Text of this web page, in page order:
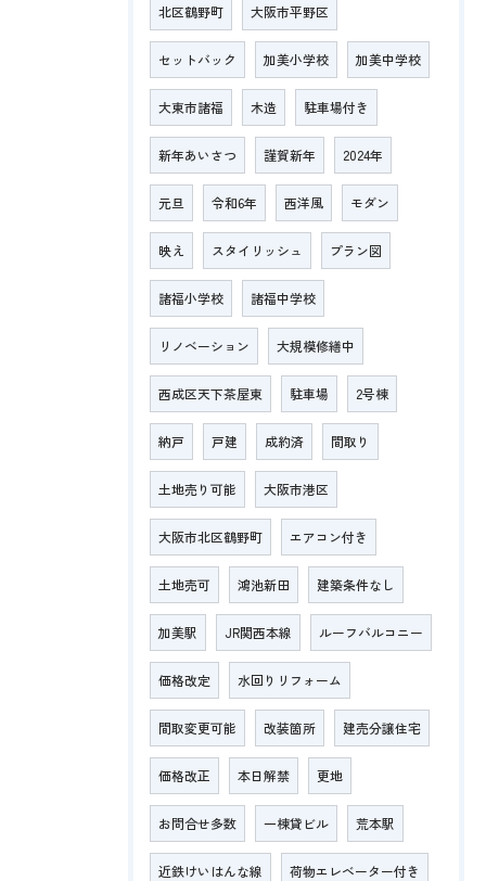
北区鶴野町 大阪市平野区
セットバック 加美小学校 加美中学校
大東市諸福 木造 駐車場付き
新年あいさつ 謹賀新年 2024年
元旦 令和6年 西洋風 モダン
映え スタイリッシュ プラン図
諸福小学校 諸福中学校
リノベーション 大規模修繕中
西成区天下茶屋東 駐車場 2号棟
納戸 戸建 成約済 間取り
土地売り可能 大阪市港区
大阪市北区鶴野町 エアコン付き
土地売可 鴻池新田 建築条件なし
加美駅 JR関西本線 ルーフバルコニー
価格改定 水回りリフォーム
間取変更可能 改装箇所 建売分譲住宅
価格改正 本日解禁 更地
お問合せ多数 一棟貸ビル 荒本駅
近鉄けいはんな線 荷物エレベーター付き